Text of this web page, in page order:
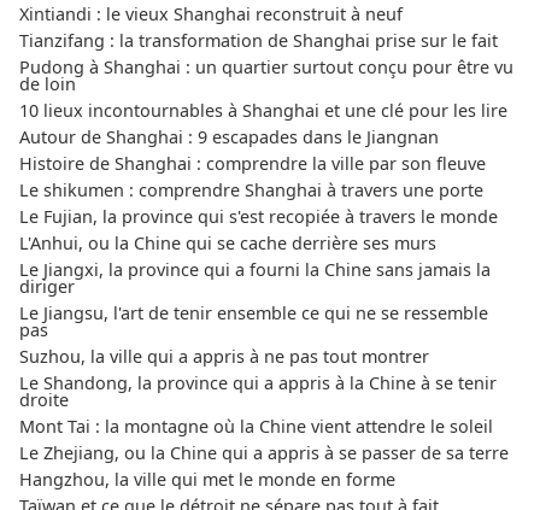
Xintiandi : le vieux Shanghai reconstruit à neuf
Tianzifang : la transformation de Shanghai prise sur le fait
Pudong à Shanghai : un quartier surtout conçu pour être vu
de loin
10 lieux incontournables à Shanghai et une clé pour les lire
Autour de Shanghai : 9 escapades dans le Jiangnan
Histoire de Shanghai : comprendre la ville par son fleuve
Le shikumen : comprendre Shanghai à travers une porte
Le Fujian, la province qui s'est recopiée à travers le monde
L'Anhui, ou la Chine qui se cache derrière ses murs
Le Jiangxi, la province qui a fourni la Chine sans jamais la
diriger
Le Jiangsu, l'art de tenir ensemble ce qui ne se ressemble
pas
Suzhou, la ville qui a appris à ne pas tout montrer
Le Shandong, la province qui a appris à la Chine à se tenir
droite
Mont Tai : la montagne où la Chine vient attendre le soleil
Le Zhejiang, ou la Chine qui a appris à se passer de sa terre
Hangzhou, la ville qui met le monde en forme